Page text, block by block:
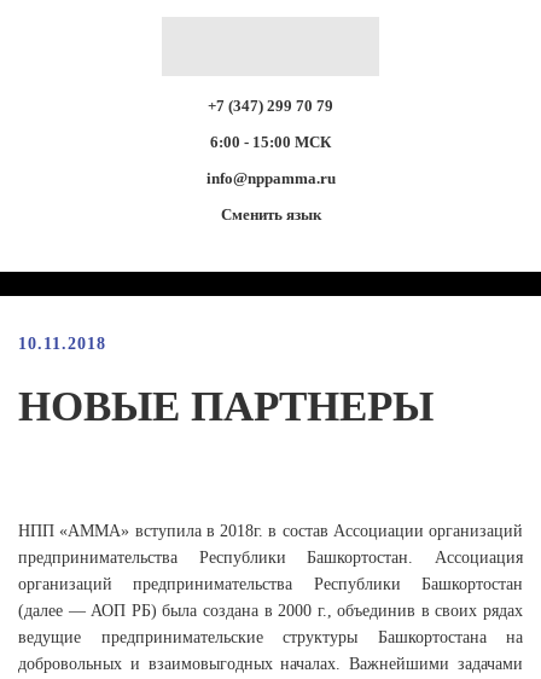
+7 (347) 299 70 79
6:00 - 15:00 МСК
info@nppamma.ru
Сменить язык
10.11.2018
НОВЫЕ ПАРТНЕРЫ
НПП «АММА» вступила в 2018г. в состав Ассоциации организаций
предпринимательства Республики Башкортостан. Ассоциация
организаций предпринимательства Республики Башкортостан
(далее — АОП РБ) была создана в 2000 г., объединив в своих рядах
ведущие предпринимательские структуры Башкортостана на
добровольных и взаимовыгодных началах. Важнейшими задачами